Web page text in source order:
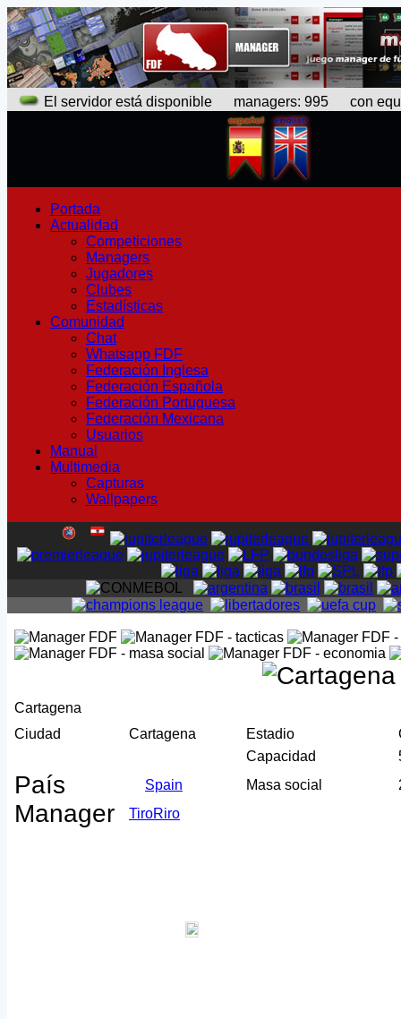
El servidor está disponible managers: 995 con
Portada
Actualidad
Competiciones
Managers
Jugadores
Clubes
Estadísticas
Comunidad
Chat
Whatsapp FDF
Federación Inglesa
Federación Española
Federación Portuguesa
Federación Mexicana
Usuarios
Manual
Multimedia
Capturas
Wallpapers
Cartagena
Ciudad
Cartagena Estadio
Capacidad
País Spain Masa social
Manager TiroRiro